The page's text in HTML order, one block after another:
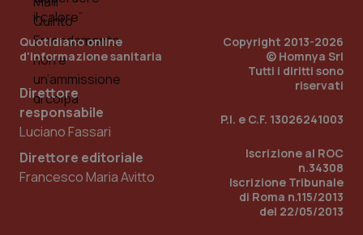
Quotidiano online
d'informazione sanitaria
Direttore
responsabile
Luciano Fassari
Direttore editoriale
Francesco Maria Avitto
Copyright 2013-2026
© Homnya Srl
Tutti i diritti sono
riservati
P.I. e C.F. 13026241003
Iscrizione al ROC
n.34308
Iscrizione Tribunale
di Roma n.115/2013
del 22/05/2013
_ga_KM60CM4NPH .quotidianosanita.it
1